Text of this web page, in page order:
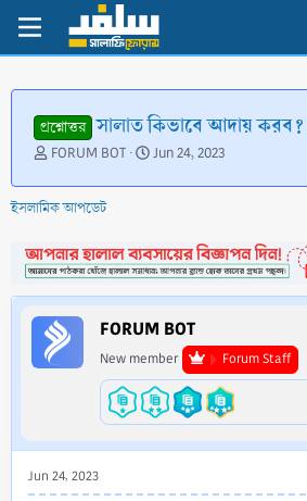
প্রশ্নোত্তর সালাত কিভাবে আদায় করব?
T
r
e
d
s
t
a
r
t
FORUM BOT
S
a
d
a
t
e
Jun 24, 2023
ইসলামিক আপডেট
FORUM BOT
New member Forum Staff
Jun 24, 2023